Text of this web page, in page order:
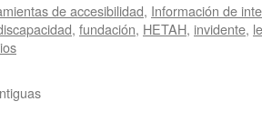
de accesibilidad, Información de
, fundación, HETAH, invidente,